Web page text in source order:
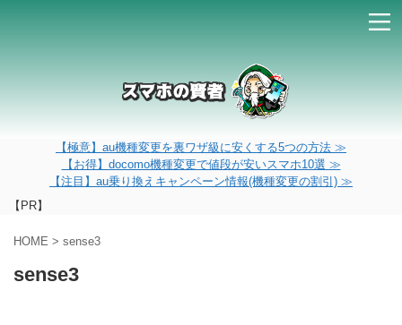
【極意】au機種変更を裏ワザ級に安くする5つの方法 ≫
【お得】docomo機種変更で値段が安いスマホ10選 ≫
【注目】au乗り換えキャンペーン情報(機種変更の割引) ≫
【PR】
HOME > sense3
sense3